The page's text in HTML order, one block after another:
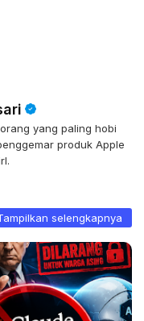
yang paling hobi
produk Apple
selengkapnya